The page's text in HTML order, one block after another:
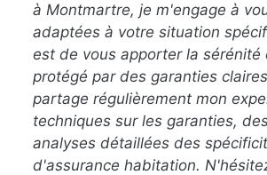
à Montmartre, je m'engage à
adaptées à votre situation
est de vous apporter la
protégé par des garanties
partage régulièrement mon
techniques sur les garanties,
analyses détaillées des
d'assurance habitation.